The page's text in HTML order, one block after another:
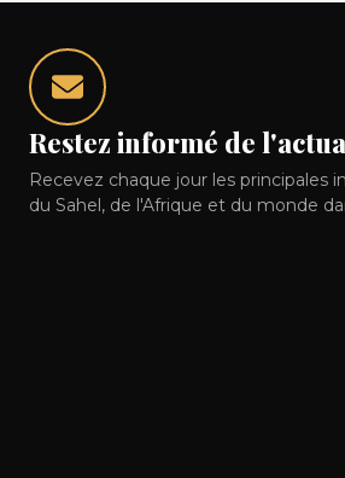
Restez informé de
Recevez chaque jour les principales
du Sahel, de l'Afrique et du monde